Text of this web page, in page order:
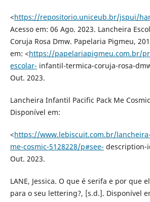
<https://repositorio.uniceub.br/jspui/
Acesso em: 06 Ago. 2023. Lancheira
Coruja Rosa Dmw. Papelaria Pigmeu,
em: <https://papelariapigmeu.com.br/
escolar- infantil-termica-coruja-rosa-
Out. 2023.
Lancheira Infantil Pacific Pack Me
Disponível em:
<https://www.lebiscuit.com.br/
me-cosmic-5128228/p#see- description-
Out. 2023.
LANE, Jessica. O que é serifa e por que
para o seu lettering?, [s.d.]. Disponível